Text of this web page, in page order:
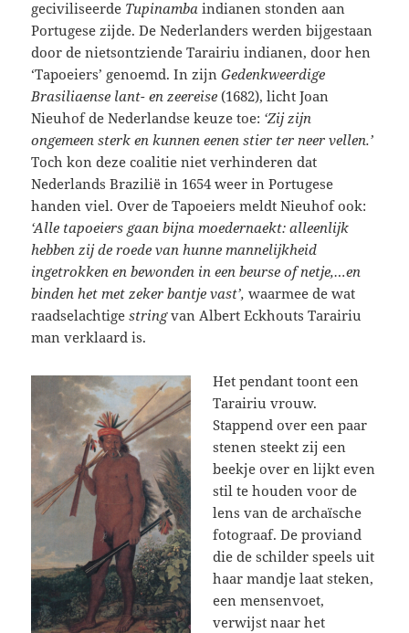
geciviliseerde Tupinamba indianen stonden aan
Portugese zijde. De Nederlanders werden bijgestaan
door de nietsontziende Tarairiu indianen, door hen
‘Tapoeiers’ genoemd. In zijnGedenkweerdige
Brasiliaense lant- en zeereise (1682), licht Joan
Nieuhof de Nederlandse keuze toe: ‘Zij zijn
ongemeen sterk en kunnen eenen stier ter neer vellen.’
Toch kon deze coalitie niet verhinderen dat
Nederlands Brazilië in 1654 weer in Portugese
handen viel. Over de Tapoeiers meldt Nieuhof ook:
‘Alle tapoeiers gaan bijna moedernaekt: alleenlijk
hebben zij de roede van hunne mannelijkheid
ingetrokken en bewonden in een beurse of netje,…en
binden het met zeker bantje vast’,waarmee de wat
raadselachtigestringvan Albert Eckhouts Tarairiu
man verklaard is.
Het pendant toont een
Tarairiu vrouw.
Stappend over een paar
stenen steekt zij een
beekje over en lijkt even
stil te houden voor de
lens van de archaïsche
fotograaf. De proviand
die de schilder speels uit
haar mandje laat steken,
een mensenvoet,
verwijst naar het